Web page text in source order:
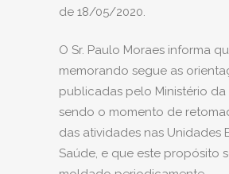
de 18/05/2020.
O Sr. Paulo Moraes informa
memorando segue as
publicadas pelo Ministério da
sendo o momento de
das atividades nas Unidades
Saúde, e que este propósito